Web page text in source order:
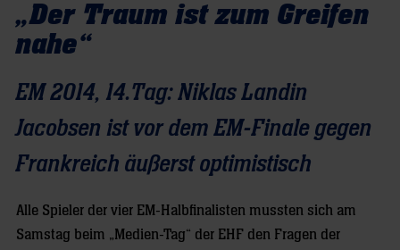
„Der Traum ist zum Greifen
nahe“
EM 2014, 14.Tag: Niklas Landin
Jacobsen ist vor dem EM-Finale gegen
Frankreich äußerst optimistisch
Alle Spieler der vier EM-Halbfinalisten mussten sich am
Samstag beim „Medien-Tag“ der EHF den Fragen der